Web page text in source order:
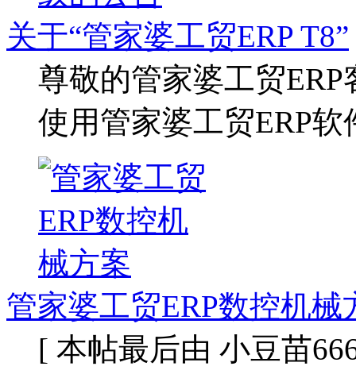
关于“管家婆工贸ERP T8”
尊敬的管家婆工贸
使用管家婆工贸ERP软
管家婆工贸ERP数控机械
[ 本帖最后由 小豆苗